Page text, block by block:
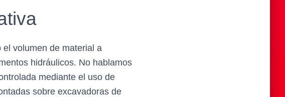
volumen de material a
hidráulicos. No hablamos
mediante el uso de
sobre excavadoras de